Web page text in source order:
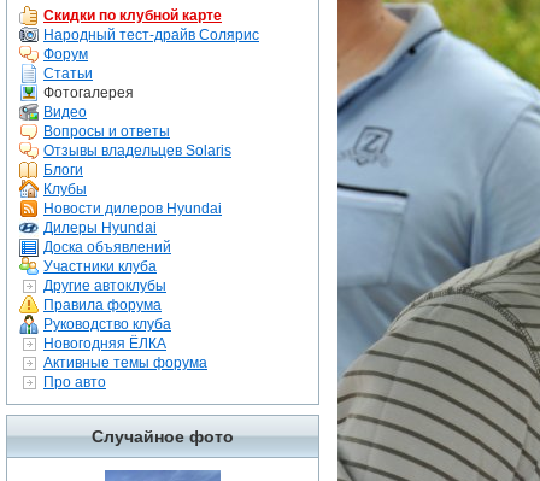
Скидки по клубной карте
Народный тест-драйв Солярис
Форум
Статьи
Фотогалерея
Видео
Вопросы и ответы
Отзывы владельцев Solaris
Блоги
Клубы
Новости дилеров Hyundai
Дилеры Hyundai
Доска объявлений
Участники клуба
Другие автоклубы
Правила форума
Руководство клуба
Новогодняя ЁЛКА
Активные темы форума
Про авто
Случайное фото